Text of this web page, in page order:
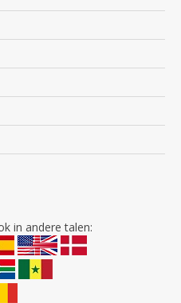
in andere talen: